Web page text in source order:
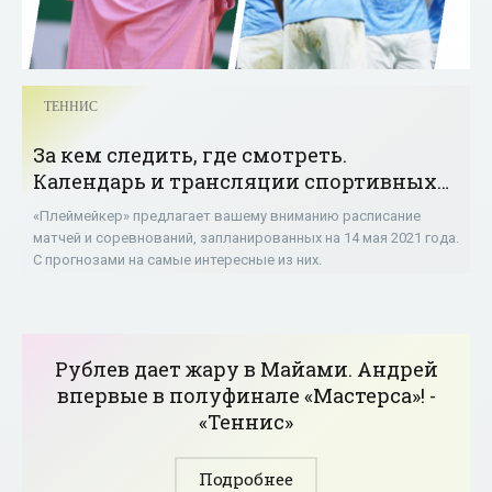
ТЕННИС
За кем следить, где смотреть.
Календарь и трансляции спортивных
событий 14 мая 2021 года - «Теннис»
«Плеймейкер» предлагает вашему вниманию расписание
матчей и соревнований, запланированных на 14 мая 2021 года.
С прогнозами на самые интересные из них.
Рублев дает жару в Майами. Андрей
впервые в полуфинале «Мастерса»! -
«Теннис»
Подробнее